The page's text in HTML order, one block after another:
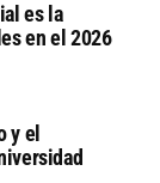
es la
en el 2026
y el